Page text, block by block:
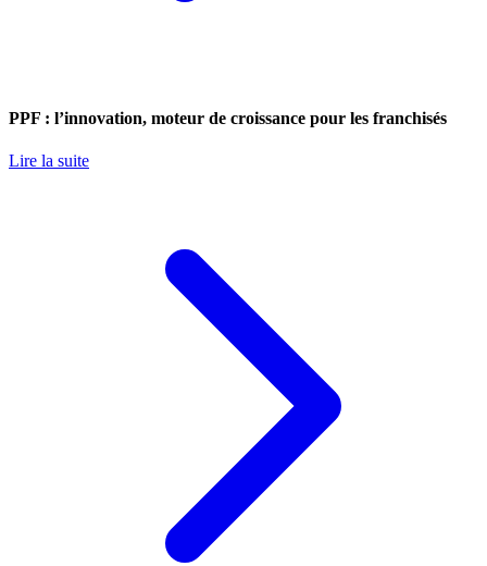
PPF : l’innovation, moteur de croissance pour les franchisés
Lire la suite